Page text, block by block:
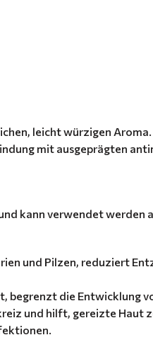
leicht würzigen
mit ausgeprägten
kann verwendet werden
und Pilzen, reduziert
die Entwicklung
und hilft, gereizte Haut